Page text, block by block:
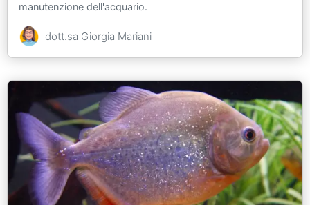
manutenzione dell'acquario.
dott.sa Giorgia Mariani